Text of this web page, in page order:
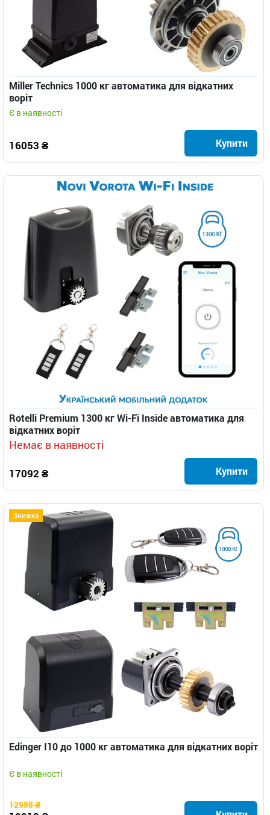
Miller Technics 1000 кг автоматика для відкатних
воріт
Є в наявності
16053 ₴ Купити
Rotelli Premium 1300 кг Wi-Fi Inside автоматика для
відкатних воріт
Немає в наявності
17092 ₴ Купити
Знижка
Edinger I10 до 1000 кг автоматика для відкатних воріт
Є в наявності
12988 ₴